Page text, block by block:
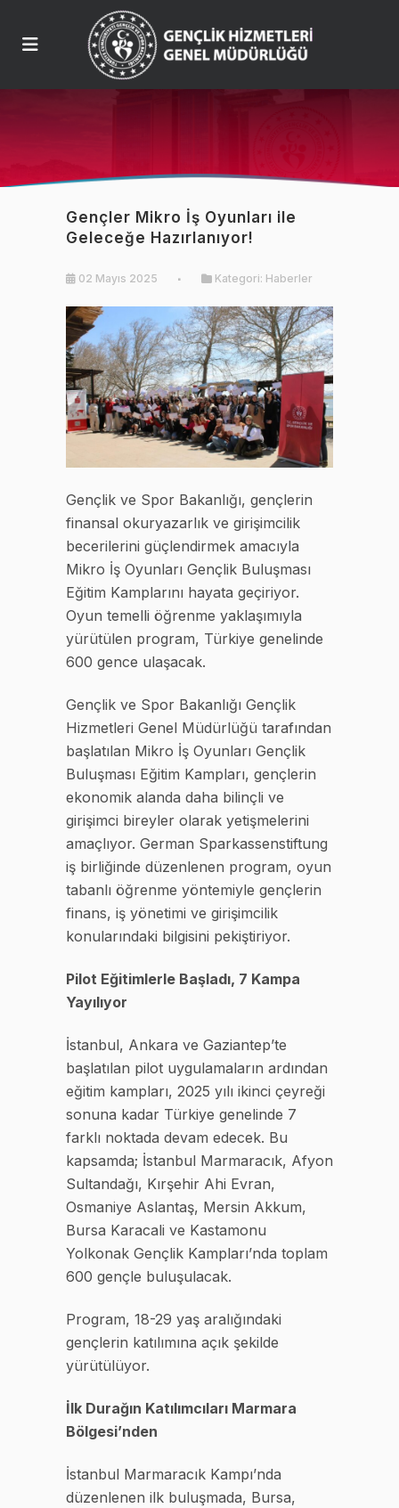
Gençler Mikro İş Oyunları ile
Geleceğe Hazırlanıyor!
02 Mayıs 2025 Kategori: Haberler
Gençlik ve Spor Bakanlığı, gençlerin
finansal okuryazarlık ve girişimcilik
becerilerini güçlendirmek amacıyla
Mikro İş Oyunları Gençlik Buluşması
Eğitim Kamplarını hayata geçiriyor.
Oyun temelli öğrenme yaklaşımıyla
yürütülen program, Türkiye genelinde
600 gence ulaşacak.
Gençlik ve Spor Bakanlığı Gençlik
Hizmetleri Genel Müdürlüğü tarafından
başlatılan Mikro İş Oyunları Gençlik
Buluşması Eğitim Kampları, gençlerin
ekonomik alanda daha bilinçli ve
girişimci bireyler olarak yetişmelerini
amaçlıyor. German Sparkassenstiftung
iş birliğinde düzenlenen program, oyun
tabanlı öğrenme yöntemiyle gençlerin
finans, iş yönetimi ve girişimcilik
konularındaki bilgisini pekiştiriyor.
Pilot Eğitimlerle Başladı, 7 Kampa
Yayılıyor
İstanbul, Ankara ve Gaziantep’te
başlatılan pilot uygulamaların ardından
eğitim kampları, 2025 yılı ikinci çeyreği
sonuna kadar Türkiye genelinde 7
farklı noktada devam edecek. Bu
kapsamda; İstanbul Marmaracık, Afyon
Sultandağı, Kırşehir Ahi Evran,
Osmaniye Aslantaş, Mersin Akkum,
Bursa Karacali ve Kastamonu
Yolkonak Gençlik Kampları’nda toplam
600 gençle buluşulacak.
Program, 18-29 yaş aralığındaki
gençlerin katılımına açık şekilde
yürütülüyor.
İlk Durağın Katılımcıları Marmara
Bölgesi’nden
İstanbul Marmaracık Kampı’nda
düzenlenen ilk buluşmada, Bursa,